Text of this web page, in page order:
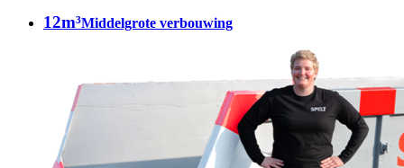
12m³Middelgrote verbouwing